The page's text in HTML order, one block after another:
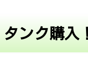
タンク購入